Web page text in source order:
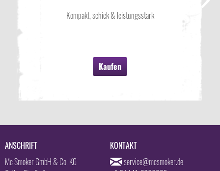
Kompakt, schick & leistungsstark
Kaufen
ANSCHRIFT
Mc Smoker GmbH & Co. KG
KONTAKT
service@mcsmoker.de